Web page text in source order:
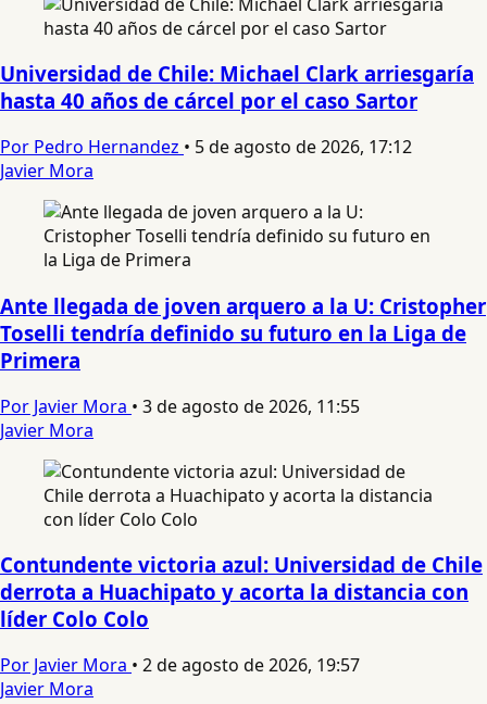
Universidad de Chile: Michael Clark arriesgaría
hasta 40 años de cárcel por el caso Sartor
Por Pedro Hernandez • 5 de agosto de 2026, 17:12
Javier Mora
Ante llegada de joven arquero a la U: Cristopher
Toselli tendría definido su futuro en la Liga de
Primera
Por Javier Mora • 3 de agosto de 2026, 11:55
Javier Mora
Contundente victoria azul: Universidad de Chile
derrota a Huachipato y acorta la distancia con
líder Colo Colo
Por Javier Mora • 2 de agosto de 2026, 19:57
Javier Mora